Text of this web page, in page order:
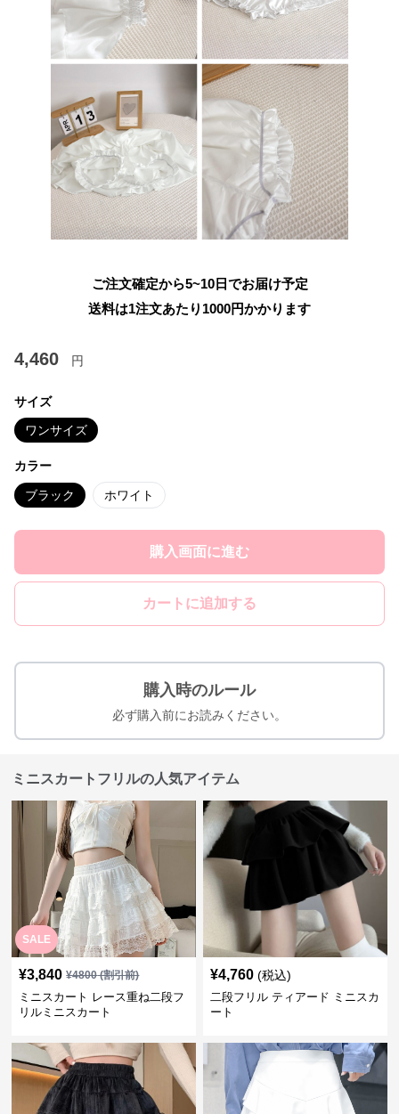
ご注文確定から5~10日でお届け予定
送料は1注文あたり 1000円かかります
4,460 円
サイズ
ワンサイズ
カラー
ブラック ホワイト
購入画面に進む
カートに追加する
購入時のルール
必ず購入前にお読みください。
ミニスカートフリルの人気アイテム
SALE
¥3,840 ¥4800(割引前)
ミニスカート レース重ね二段フ
リルミニスカート
¥4,760 (税込)
二段フリル ティアード ミニスカ
ート